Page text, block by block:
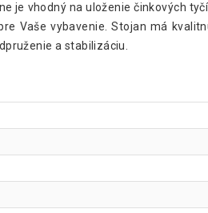
je vhodný na uloženie činkových
Vaše vybavenie. Stojan má
a stabilizáciu.